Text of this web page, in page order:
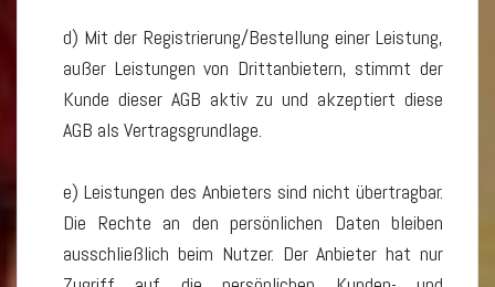
d) Mit der Registrierung/Bestellung einer Leistung,
außer Leistungen von Drittanbietern, stimmt der
Kunde dieser AGB aktiv zu und akzeptiert diese
AGB als Vertragsgrundlage.
e) Leistungen des Anbieters sind nicht übertragbar.
Die Rechte an den persönlichen Daten bleiben
ausschließlich beim Nutzer. Der Anbieter hat nur